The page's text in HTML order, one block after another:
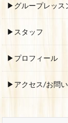
▶グループレッス
▶スタッフ
▶プロフィール
▶アクセス/お問